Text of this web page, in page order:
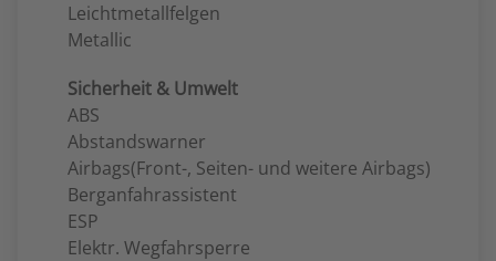
Leichtmetallfelgen
Metallic
Sicherheit & Umwelt
ABS
Abstandswarner
Airbags(Front-, Seiten- und weitere Airbags)
Berganfahrassistent
ESP
Elektr. Wegfahrsperre